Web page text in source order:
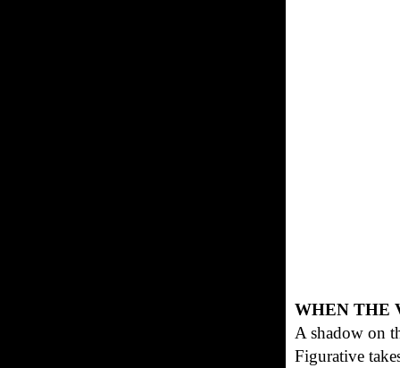
WHEN THE
A shadow on
‏Figurative